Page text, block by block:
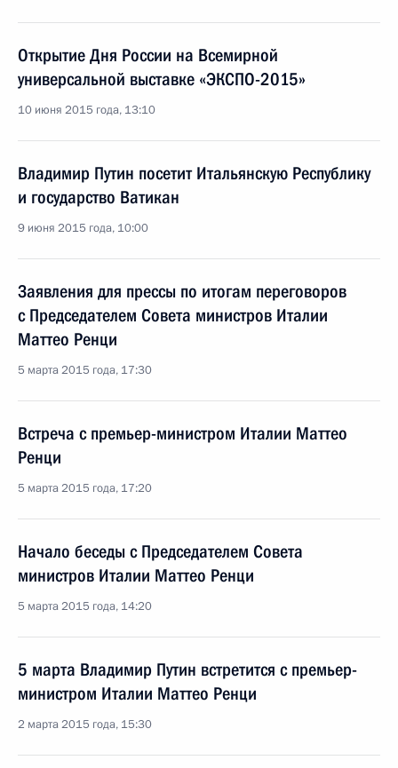
Открытие Дня России на Всемирной
универсальной выставке «ЭКСПО-2015»
10 июня 2015 года, 13:10
Владимир Путин посетит Итальянскую Республику
и государство Ватикан
9 июня 2015 года, 10:00
Заявления для прессы по итогам переговоров
с Председателем Совета министров Италии
Маттео Ренци
5 марта 2015 года, 17:30
Встреча с премьер-министром Италии Маттео
Ренци
5 марта 2015 года, 17:20
Начало беседы с Председателем Совета
министров Италии Маттео Ренци
5 марта 2015 года, 14:20
5 марта Владимир Путин встретится с премьер-
министром Италии Маттео Ренци
2 марта 2015 года, 15:30